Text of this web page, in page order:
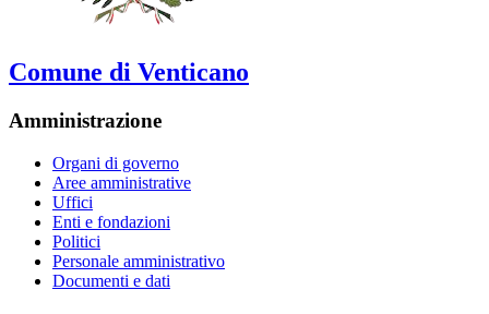
Comune di Venticano
Amministrazione
Organi di governo
Aree amministrative
Uffici
Enti e fondazioni
Politici
Personale amministrativo
Documenti e dati